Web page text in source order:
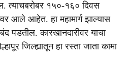
त्याचबरोबर १५०-१६० दिवस
आले आहेत. हा महामार्ग झाल्यास
पडतील. कारखानदारीवर याचा
जिल्ह्यातून हा रस्ता जाता कामा